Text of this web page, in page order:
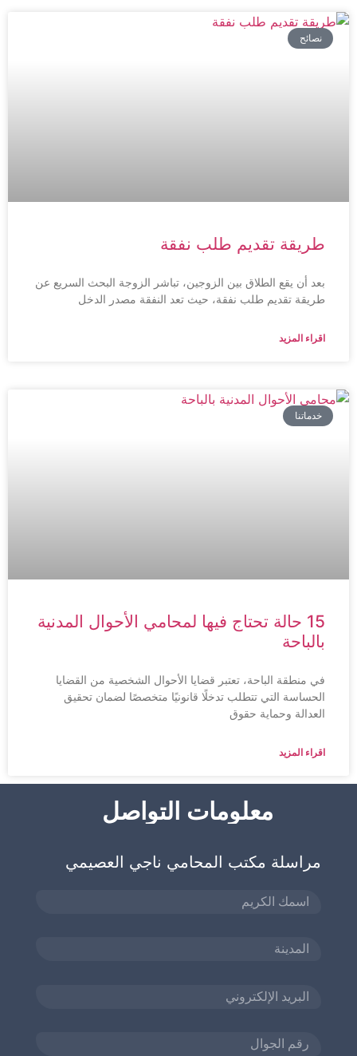
نصائح
طريقة تقديم طلب نفقة
بعد أن يقع الطلاق بين الزوجين، تباشر الزوجة البحث السريع عن
طريقة تقديم طلب نفقة، حيث تعد النفقة مصدر الدخل
اقراء المزيد
خدماتنا
15 حالة تحتاج فيها لمحامي الأحوال المدنية
بالباحة
في منطقة الباحة، تعتبر قضايا الأحوال الشخصية من القضايا
الحساسة التي تتطلب تدخلًا قانونيًا متخصصًا لضمان تحقيق
العدالة وحماية حقوق
اقراء المزيد
معلومات التواصل
مراسلة مكتب المحامي ناجي العصيمي